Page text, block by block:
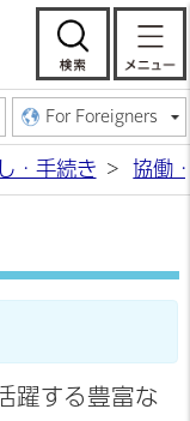
常陸大宮市公
検
For Foreigners
・手続き 協働
躍する豊富な